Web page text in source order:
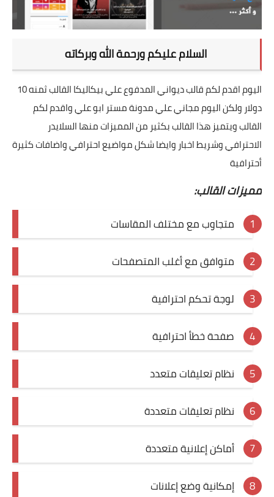
السلام عليكم ورحمة الله وبركاته
اليوم اقدم لكم قالب ديواني المدفوع علي بيكاليكا القالب ثمنه 10
دولار ولكن اليوم مجاني علي مدونة مستر ابو علي واقدم لكم
القالب ويتميز هذا القالب بكثير من المميزات منها السلايدر
الاحترافي وشريط اخبار وايضا شكل مواضيع احترافي واضافات كثيرة
أحترافية
مميزات القالب:
متجاوب مع مختلف المقاسات
متوافق مع أغلب المتصفحات
لوجة تحكم احترافية
صفحة خطأ احترافية
نظام تعليقات متعدد
نظام تعليقات متعددة
أماكن إعلانية متعددة
إمكانية وضع إعلانات